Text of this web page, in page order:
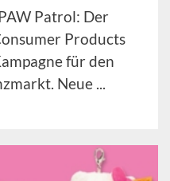
Patrol: Der
Products
für den
Neue ...